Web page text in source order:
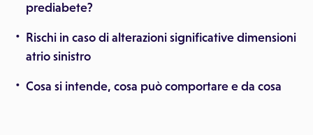
prediabete?
Rischi in caso di alterazioni significative dimensioni
atrio sinistro
Cosa si intende, cosa può comportare e da cosa